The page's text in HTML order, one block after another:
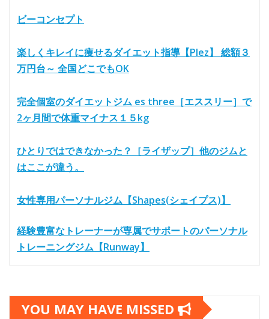
ビーコンセプト
楽しくキレイに痩せるダイエット指導【Plez】 総額３
万円台～ 全国どこでもOK
完全個室のダイエットジム es three［エススリー］で
2ヶ月間で体重マイナス１５kg
ひとりではできなかった？［ライザップ］他のジムと
はここが違う。
女性専用パーソナルジム【Shapes(シェイプス)】
経験豊富なトレーナーが専属でサポートのパーソナル
トレーニングジム【Runway】
YOU MAY HAVE MISSED